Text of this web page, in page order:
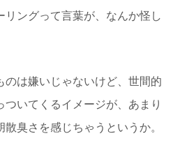
リングって言葉が、なんか怪し
のは嫌いじゃないけど、世間的
いてくるイメージが、あまり
臭さを感じちゃうというか。